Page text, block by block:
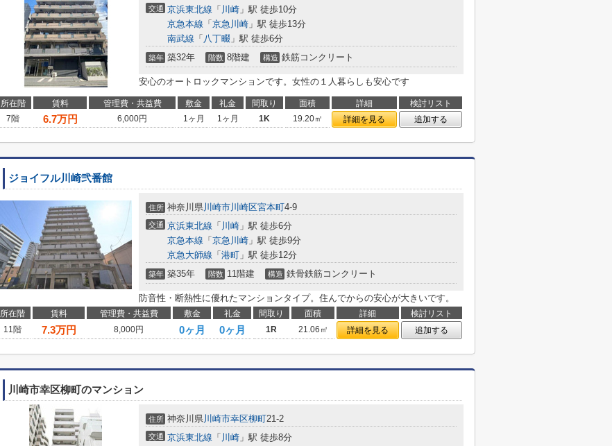
交通 京浜東北線 「 川崎 」駅 徒歩10分
京急本線 「 京急川崎 」駅 徒歩13分
南武線 「 八丁畷 」駅 徒歩6分
築年 築32年 階数 8階建 構造 鉄筋コンクリート
安心のオートロックマンションです。女性の１人暮らしも安心です
所在階 賃料 管理費・共益費 敷金 礼金 間取り 面積 詳細
検討リスト
7階
6.7万円 6,000円 1ヶ月 1ヶ月 1K 19.20㎡ 詳細を見る 追加する
ジョイフル川崎弐番館
住所 神奈川県川崎市川崎区宮本町4-9
交通 京浜東北線 「 川崎 」駅 徒歩6分
京急本線 「 京急川崎 」駅 徒歩9分
京急大師線 「 港町 」駅 徒歩12分
築年 築35年 階数 11階建 構造 鉄骨鉄筋コンクリート
防音性・断熱性に優れたマンションタイプ。住んでからの安心が大きいです。
所在階 賃料 管理費・共益費 敷金 礼金 間取り 面積 詳細
検討リスト
11階
7.3万円 8,000円 0ヶ月 0ヶ月 1R 21.06㎡ 詳細を見る 追加する
川崎市幸区柳町のマンション
住所 神奈川県川崎市幸区柳町21-2
交通 京浜東北線 「 川崎 」駅 徒歩8分